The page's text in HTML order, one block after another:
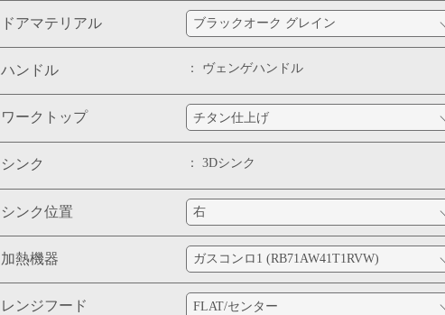
ドアマテリアル
ハンドル ヴェンゲハンドル
ワークトップ
シンク 3Dシンク
シンク位置
加熱機器
レンジフード